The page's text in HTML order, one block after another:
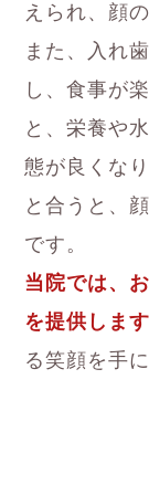
えられ、顔
また、入れ
し、食事が
と、栄養や
態が良くな
と合うと、
です。
当院では、
を提供します
る笑顔を手